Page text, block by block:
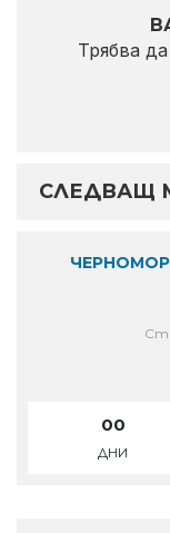
Трябва да
СЛЕДВАЩ
00
ДНИ